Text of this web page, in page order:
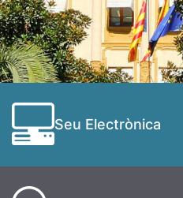
Seu Electrònica